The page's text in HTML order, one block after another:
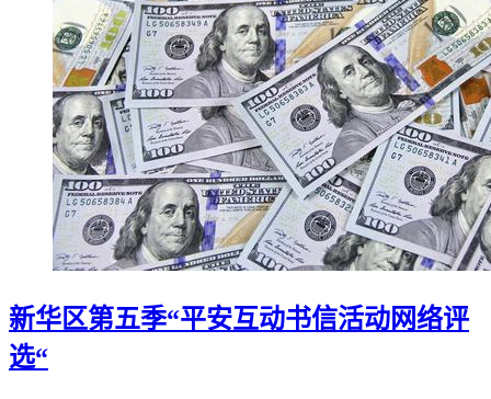
新华区第五季“平安互动书信活动网络评
选“